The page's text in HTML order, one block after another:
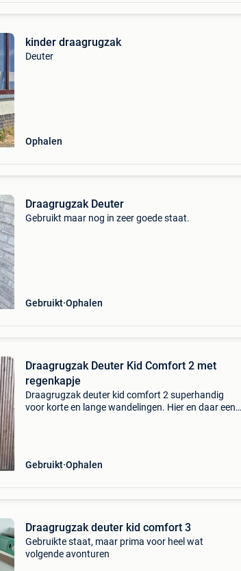
kinder draagrugzak
Deuter
Ophalen
Draagrugzak Deuter
Gebruikt maar nog in zeer goede staat.
Gebruikt Ophalen
Draagrugzak Deuter Kid Comfort 2 met
regenkapje
Draagrugzak deuter kid comfort 2 superhandig
voor korte en lange wandelingen. Hier en daar een
Gebruikt Ophalen
Draagrugzak deuter kid comfort 3
Gebruikte staat, maar prima voor heel wat
volgende avonturen